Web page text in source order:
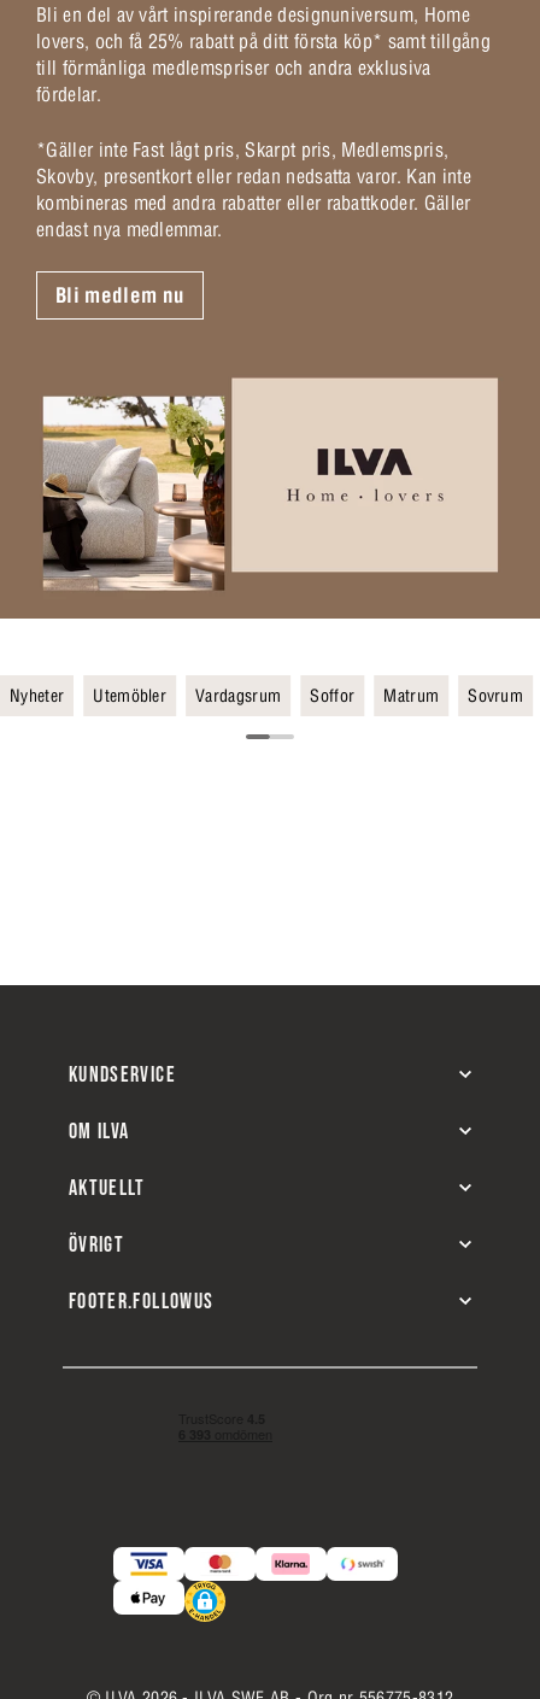
Bli en del av vårt inspirerande designuniversum, Home
lovers, och få 25% rabatt på ditt första köp* samt tillgång
till förmånliga medlemspriser och andra exklusiva
fördelar.
*Gäller inte Fast lågt pris, Skarpt pris, Medlemspris,
Skovby, presentkort eller redan nedsatta varor. Kan inte
kombineras med andra rabatter eller rabattkoder. Gäller
endast nya medlemmar.
Bli medlem nu
Nyheter Utemöbler Vardagsrum Soffor Matrum Sovrum
KUNDSERVICE
OM ILVA
AKTUELLT
ÖVRIGT
FOOTER.FOLLOWUS